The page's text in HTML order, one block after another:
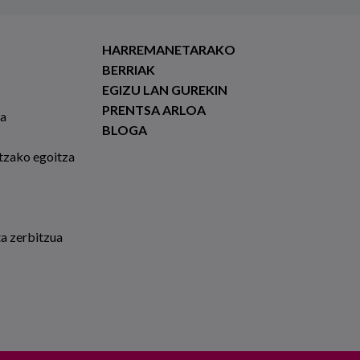
egoitza
zerbitzua
HARREMANETARAKO
BERRIAK
EGIZU LAN GUREKIN
PRENTSA ARLOA
BLOGA